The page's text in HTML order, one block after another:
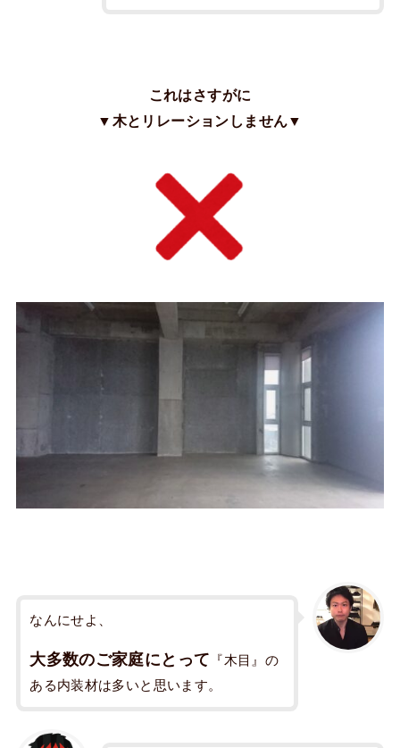
これはさすがに
▼木とリレーションしません▼
なんにせよ、
大多数のご家庭にとって 『木目』の
ある内装材は多いと思います。